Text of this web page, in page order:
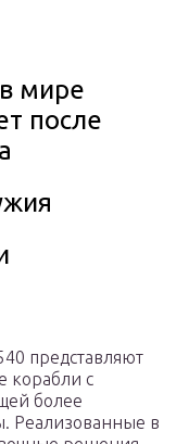
мире
после
представляют
корабли с
более
Реализованные в